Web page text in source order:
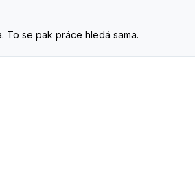
To se pak práce hledá sama.